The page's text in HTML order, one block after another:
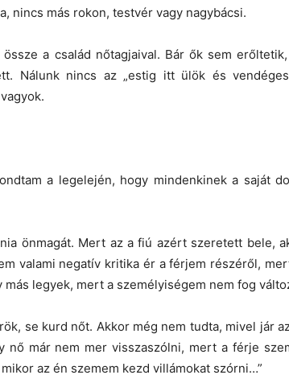
nincs más rokon, testvér vagy nagybácsi.
a család nőtagjaival. Bár ők sem
Nálunk nincs az „estig itt ülök és
a legelején, hogy mindenkinek a saját
önmagát. Mert az a fiú azért szeretett bele,
valami negatív kritika ér a férjem részéről,
legyek, mert a személyiségem nem fog
se kurd nőt. Akkor még nem tudta, mivel jár
már nem mer visszaszólni, mert a férje
az én szemem kezd villámokat szórni…”